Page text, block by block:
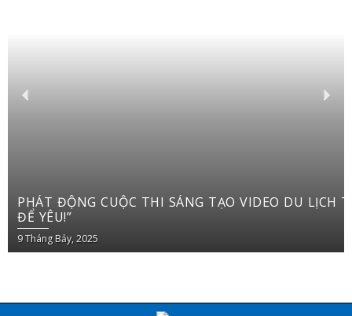
PHÁT ĐỘNG CUỘC THI SÁNG TẠO VIDEO DU LỊCH TRÊN YOUTUBE SHORTS “VIỆT NAM: ĐI
ĐỂ YÊU!”
9 Tháng Bảy, 2025